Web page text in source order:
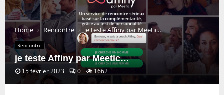
Home Rencontre je teste Affiny par Meetic…
Rencontre
je teste Affiny par Meetic…
15 février 2023 0 1662